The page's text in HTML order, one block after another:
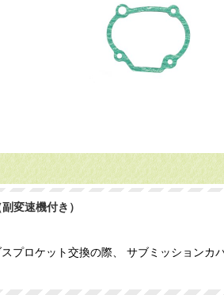
変速機付き）
プロケット交換の際、 サブミッション